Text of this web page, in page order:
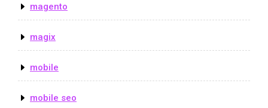
magento
magix
mobile
mobile seo